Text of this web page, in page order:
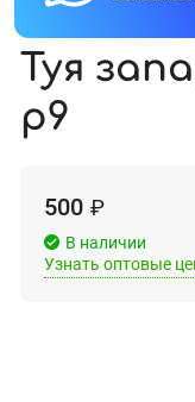
Туя
р9
500 ₽
В наличии
Узнать оптовые